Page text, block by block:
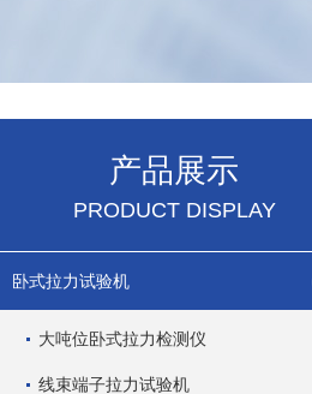
产品展示
PRODUCT DISPLAY
卧式拉力试验机
大吨位卧式拉力检测仪
线束端子拉力试验机